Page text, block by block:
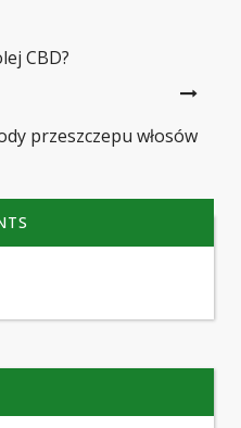
CBD?
przeszczepu włosów